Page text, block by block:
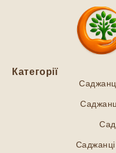
Категорії